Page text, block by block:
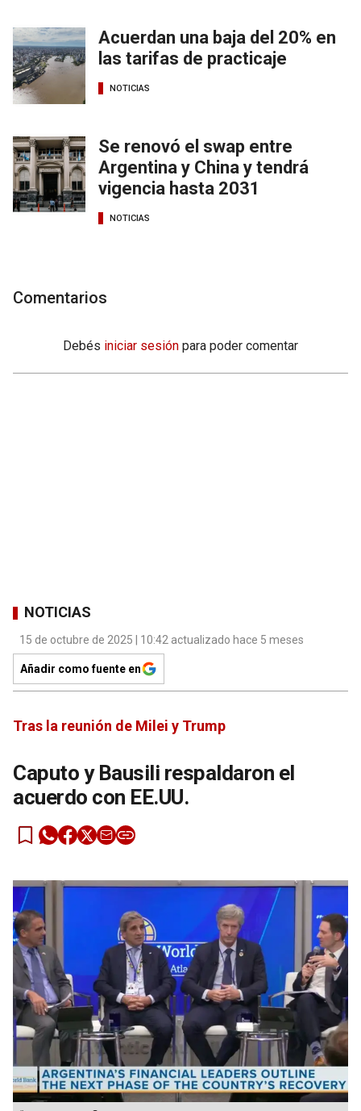
Acuerdan una baja del 20% en
las tarifas de practicaje
NOTICIAS
Se renovó el swap entre
Argentina y China y tendrá
vigencia hasta 2031
NOTICIAS
Comentarios
Debés iniciar sesión para poder comentar
NOTICIAS
15 de octubre de 2025 | 10:42 actualizado hace 5 meses
Añadir como fuente en
Tras la reunión de Milei y Trump
Caputo y Bausili respaldaron el
acuerdo con EE.UU.